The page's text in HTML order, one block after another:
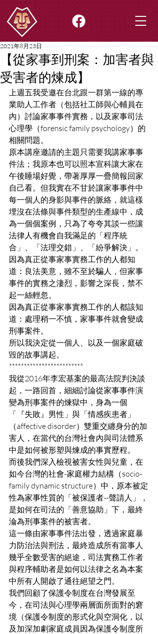
【從家事到刑案：加害者與
受害者的煉成】
2021年8月23日
上週五我受邀在台北跟一群第一線的專
業助人工作者（包括社工師與心輔員在
內）討論家事事件實務，以及家事司法
心理學（forensic family psychology）的
相關問題。
原本講座邀請的主題只需要我講家事事
件法；我原本也可以照本宣科讓大家在
午後睡場好覺，帶著厚厚一疊簡報回家
自己看。但我實在不甘於讓家事事件中
每一個人的身影與事件的脈絡，就這樣
埋沒在法條與事件類型的生產線中，成
為一個個案例，只為了夸夸其談一些讓
法律人有機會自我滿足的「程序統
合」、「法理交錯」、「紛爭解決」。
因為真正從事家事實務工作的人都知
道：良法美意，雖不至於騙人，但家事
事件的實務之淒烈，影響之深長，禁不
起一絲輕忽。
因為真正從事家事實務工作的人都該知
道：處理稍一不慎，家事事件就會變成
刑事案件。
所以我決定從一個人、以及一個家庭破
毀的故事講起。
*************************
我從2016年李宏基案的最高法院判決談
起，一路回首，細細討論從家事事件演
變為刑事案件的煉獄中，身為一個
「『失敗』男性」與「情感疾患者」
（affective disorder）雙重交纏身分的加
害人，在當代的台灣社會內與司法體系
中是如何被形塑與煉成的事實歷程。
而後我們深入檢視被害女性與兒童，在
如今台灣的社會-家庭權力結構（socio-
family dynamic structure）中，原本被定
性為家事性質的「被保護者--聲請人」，
是如何在司法的「善意協助」下，最終
淪為刑事案件的被害者。
這一條由家事事件法出發，透過家庭暴
力防治法與刑法，最終造成所有當事人
幾乎全數受害的絕途，司法實務工作者
與程序輔助者是如何以法律之名為本案
中所有人開啟了通往絕望之門。
我們回顧了保護令制度在台灣發展至
今，在司法與心理學兩層面所面對的窘
境（保護令制度的形式化與空洞化，以
及加深加劇家庭成員因為保護令制度所